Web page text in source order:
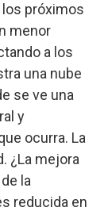
próximos
menor
a los
una nube
se ve una
y
ocurra. La
¿La mejora
la
reducida en